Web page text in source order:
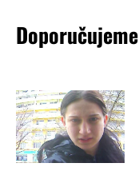
Doporučujeme